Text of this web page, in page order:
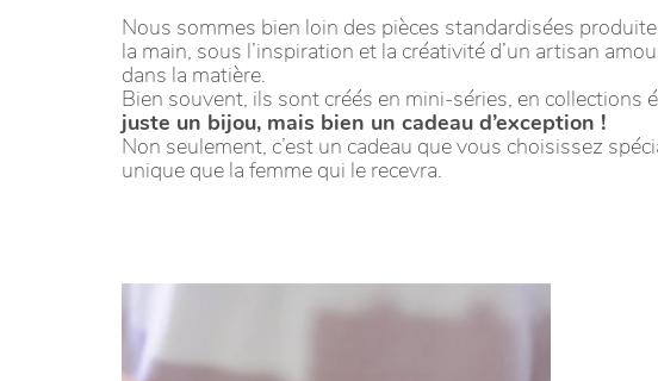
Nous sommes bien loin des pièces standardisées
la main, sous l’inspiration et la créativité d’un artisan
dans la matière.
Bien souvent, ils sont créés en mini-séries, en collections
juste un bijou, mais bien un cadeau d’exception !
Non seulement, c’est un cadeau que vous choisissez
unique que la femme qui le recevra.